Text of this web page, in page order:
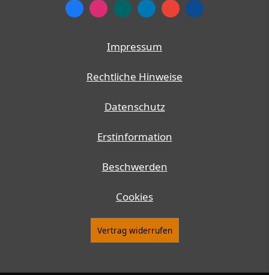
Impressum
Rechtliche Hinweise
Datenschutz
Erstinformation
Beschwerden
Cookies
Vertrag widerrufen